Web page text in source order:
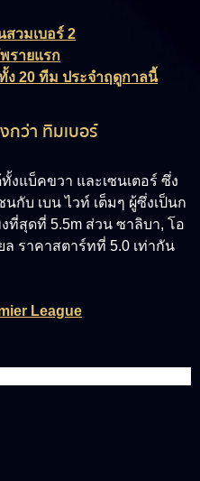
วมเบอร์ 2
รายแรก
ง 20 ทีม ประจำฤดูกาลนี้
กว่า ทิมเบอร์
งแบ็คขวา และเซนเตอร์ ซึ่ง
กับ เบน ไวท์ เต็มๆ ผู้ซึ่งเป็นก
สุดที่ 5.5m ส่วน ซาลิบา, โอ
ล ราคาสตาร์ทที่ 5.0 เท่ากัน
League